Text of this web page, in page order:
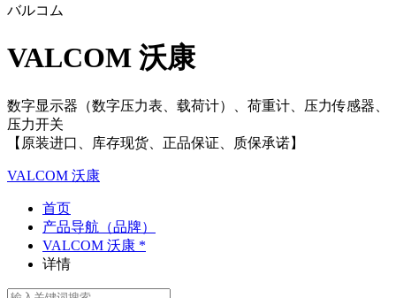
バルコム
VALCOM 沃康
数字显示器（数字压力表、载荷计）、荷重计、压力传感器、
压力开关
【原装进口、库存现货、正品保证、质保承诺】
VALCOM 沃康
首页
产品导航（品牌）
VALCOM 沃康 *
详情